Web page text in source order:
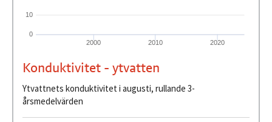
2000 2010 2020
0
10
Konduktivitet - ytvatten
Ytvattnets konduktivitet i augusti, rullande 3-
årsmedelvärden